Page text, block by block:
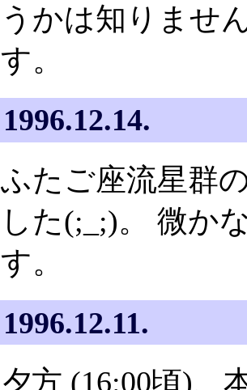
うかは知りませ
す。
1996.12.14.
ふたご座流星群
した(;_;)。 微か
す。
1996.12.11.
夕方 (16:00頃)、